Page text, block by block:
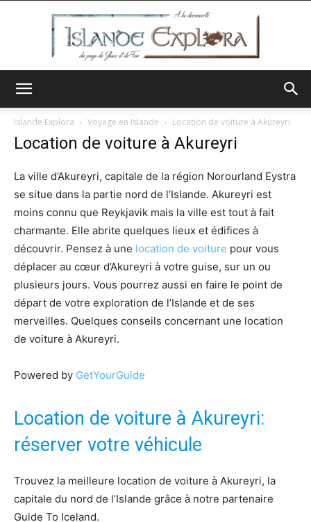
Islande Explora Voyage en Islande Location de voiture à Akureyri
Location de voiture à Akureyri
La ville d’Akureyri, capitale de la région Norourland Eystra
se situe dans la partie nord de l’Islande. Akureyri est
moins connu que Reykjavik mais la ville est tout à fait
charmante. Elle abrite quelques lieux et édifices à
découvrir. Pensez à une location de voiture pour vous
déplacer au cœur d’Akureyri à votre guise, sur un ou
plusieurs jours. Vous pourrez aussi en faire le point de
départ de votre exploration de l’Islande et de ses
merveilles. Quelques conseils concernant une location
de voiture à Akureyri.
Powered by GetYourGuide
Location de voiture à Akureyri:
réserver votre véhicule
Trouvez la meilleure location de voiture à Akureyri, la
capitale du nord de l’Islande grâce à notre partenaire
Guide To Iceland.